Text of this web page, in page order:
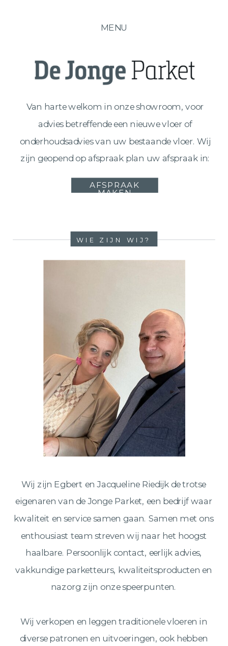
MENU
Van harte welkom in onze showroom, voor
advies betreffende een nieuwe vloer of
onderhoudsadvies van uw bestaande vloer. Wij
zijn geopend op afspraak plan uw afspraak in:
AFSPRAAK
MAKEN
Wij zijn Egbert en Jacqueline Riedijk de trotse
eigenaren van de Jonge Parket, een bedrijf waar
kwaliteit en service samen gaan. Samen met ons
enthousiast team streven wij naar het hoogst
haalbare. Persoonlijk contact, eerlijk advies,
vakkundige parketteurs, kwaliteitsproducten en
nazorg zijn onze speerpunten.
Wij verkopen en leggen traditionele vloeren in
diverse patronen en uitvoeringen, ook hebben
WIE ZIJN WIJ?